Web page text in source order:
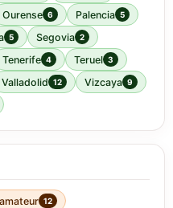
Ourense 6 Palencia 5
5 Segovia 2
Tenerife 4 Teruel 3
Valladolid 12 Vizcaya 9
12